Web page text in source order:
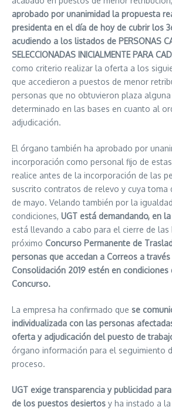
aprobado por unanimidad la propuesta
presidenta en el día de hoy de cubrir los
acudiendo a los listados de PERSONAS
SELECCIONADAS INICIALMENTE PARA
como criterio realizar la oferta a los
que accedieron a puestos de menor
personas que no obtuvieron plaza
determinado en las bases en cuanto al
adjudicación.
El órgano también ha aprobado por
incorporación como personal fijo de
realice antes de la incorporación de las
suscrito contratos de relevo y cuya toma
de mayo. Velando también por la
condiciones, UGT está demandando, en
está llevando a cabo para el cierre de las
próximo Concurso Permanente de
personas que accedan a Correos a
Consolidación 2019 estén en
Concurso.
La empresa ha confirmado que se
individualizada con las personas
oferta y adjudicación del puesto de
órgano información para el seguimiento
proceso.
UGT exige transparencia y publicidad
de los puestos desiertos y ha instado a